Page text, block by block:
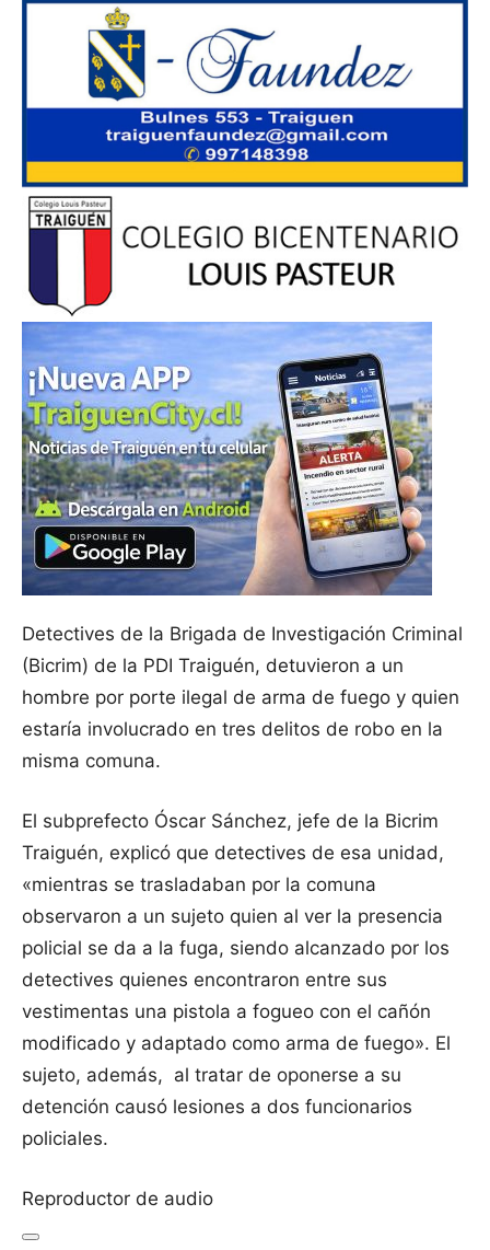
Detectives de la Brigada de Investigación Criminal
(Bicrim) de la PDI Traiguén, detuvieron a un
hombre por porte ilegal de arma de fuego y quien
estaría involucrado en tres delitos de robo en la
misma comuna.
El subprefecto Óscar Sánchez, jefe de la Bicrim
Traiguén, explicó que detectives de esa unidad,
«mientras se trasladaban por la comuna
observaron a un sujeto quien al ver la presencia
policial se da a la fuga, siendo alcanzado por los
detectives quienes encontraron entre sus
vestimentas una pistola a fogueo con el cañón
modificado y adaptado como arma de fuego». El
sujeto, además, al tratar de oponerse a su
detención causó lesiones a dos funcionarios
policiales.
Reproductor de audio